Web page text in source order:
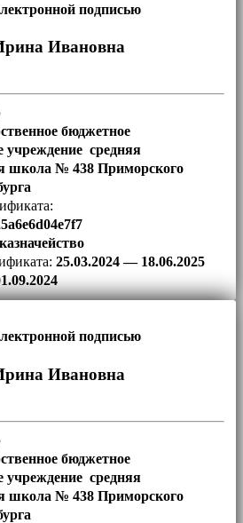
подписью
Ивановна
бюджетное
учреждение средняя
школа № 438 Приморского
25.03.2024 — 18.06.2025
подписью
Ивановна
бюджетное
учреждение средняя
школа № 438 Приморского